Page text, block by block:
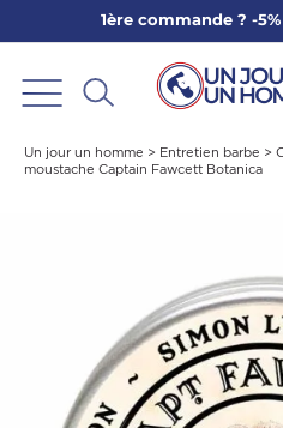
1ère commande ? -
LA BARBE
Un jour un homme > Entretien barbe >
moustache Captain Fawcett Botanica